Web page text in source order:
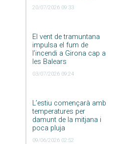
20/07/2026 09:33
El vent de tramuntana
impulsa el fum de
l’incendi a Girona cap a
les Balears
03/07/2026 09:24
L’estiu començarà amb
temperatures per
damunt de la mitjana i
poca pluja
09/06/2026 02:52